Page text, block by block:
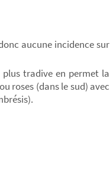
aucune incidence sur
tradive en permet la
roses (dans le sud) avec